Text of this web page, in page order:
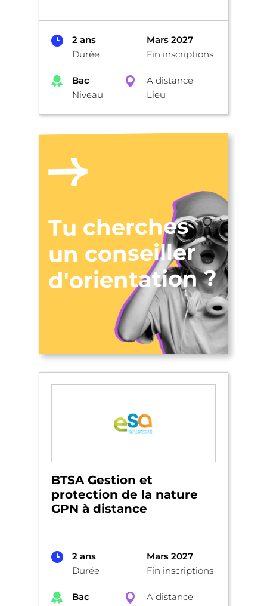
2 ans
Durée
Mars 2027
Fin inscriptions
Bac
Niveau
A distance
Lieu
Tu cherches
un conseiller
d'orientation ?
BTSA Gestion et
protection de la nature
GPN à distance
2 ans
Durée
Mars 2027
Fin inscriptions
Bac
A distance